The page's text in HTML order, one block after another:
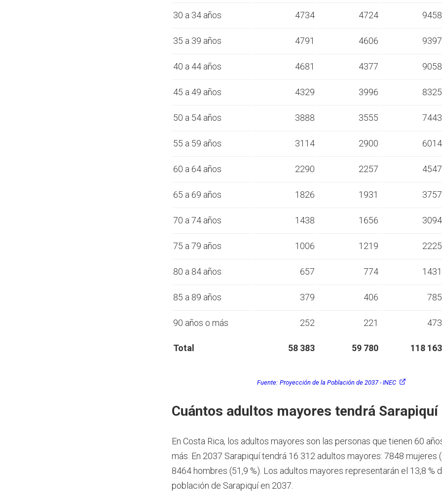
30 a 34 años 4734 4724 9458
35 a 39 años 4791 4606 9397
40 a 44 años 4681 4377 9058
45 a 49 años 4329 3996 8325
50 a 54 años 3888 3555 7443
55 a 59 años 3114 2900 6014
60 a 64 años 2290 2257 4547
65 a 69 años 1826 1931 3757
70 a 74 años 1438 1656 3094
75 a 79 años 1006 1219 2225
80 a 84 años 657 774 1431
85 a 89 años 379 406 785
90 años o más 252 221 473
Total 58 383 59 780 118 163
Fuente: Proyección de la Población de 2037 - INEC
Cuántos adultos mayores tendrá Sarapiquí
En Costa Rica, los adultos mayores son las personas que tienen 60
más. En 2037 Sarapiquí tendrá 16 312 adultos mayores: 7848 mujeres
8464 hombres (51,9 %). Los adultos mayores representarán el 13,8 %
población de Sarapiquí en 2037.